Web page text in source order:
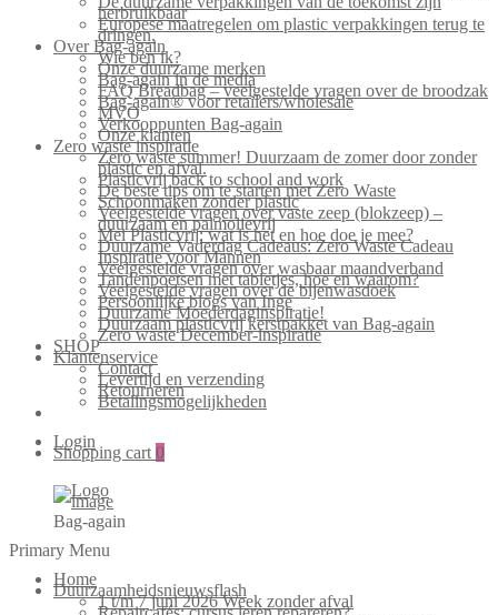
herbruikbaar
Europese maatregelen om plastic verpakkingen terug te
dringen.
Over Bag-again
Wie ben ik?
Onze duurzame merken
Bag-again in de media
FAQ Breadbag – veelgestelde vragen over de broodzak
Bag-again® voor retailers/wholesale
MVO
Verkooppunten Bag-again
Onze klanten
Zero waste inspiratie
Zero waste summer! Duurzaam de zomer door zonder
plastic en afval.
Plasticvrij back to school and work
De beste tips om te starten met Zero Waste
Schoonmaken zonder plastic
Veelgestelde vragen over vaste zeep (blokzeep) –
duurzaam en palmolievrij
Mei Plasticvrij: wat is het en hoe doe je mee?
Duurzame Vaderdag Cadeaus: Zero Waste Cadeau
Inspiratie voor Mannen
Veelgestelde vragen over wasbaar maandverband
Tandenpoetsen met tabletjes, hoe en waarom?
Veelgestelde vragen over de bijenwasdoek
Persoonlijke blogs van Inge
Duurzame Moederdaginspiratie!
Duurzaam plasticvrij kerstpakket van Bag-again
Zero waste December-inspiratie
SHOP
Klantenservice
Contact
Levertijd en verzending
Retourneren
Betalingsmogelijkheden
Login
Shopping cart 0
Bag-again
Primary Menu
Home
Duurzaamheidsnieuwsflash
1 t/m 7 juni 2026 Week zonder afval